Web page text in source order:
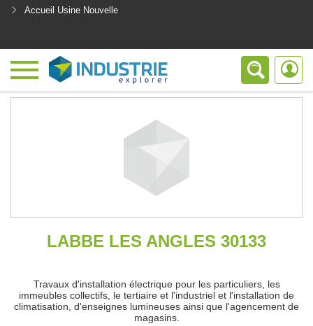
Accueil Usine Nouvelle
LABBE LES ANGLES 30133
Travaux d'installation électrique pour les particuliers, les
immeubles collectifs, le tertiaire et l'industriel et l'installation de
climatisation, d'enseignes lumineuses ainsi que l'agencement de
magasins.